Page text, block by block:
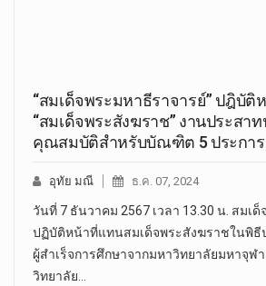
“สมเด็จพระมหาธีราจารย์” ปฎิบั
“สมเด็จพระสังฆราช” งานประสา
คุณสมบัติสำหรับบัณฑิต 5 ประการ
อุทัย มณี ธ.ค. 07, 2024
วันที่ 7 ธันวาคม 2567 เวลา 13.30 น. สมเ
ปฏิบัติหน้าที่แทนสมเด็จพระสังฆราชในพิ
ผู้สำเร็จการศึกษาจากมหาวิทยาลัยมหาจุฬ
วิทยาลัย…